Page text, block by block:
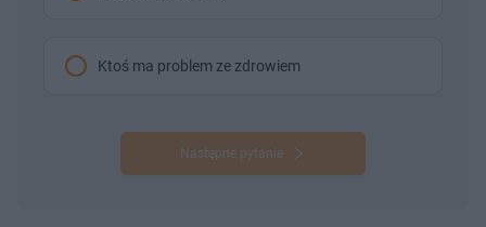
Ktoś ma problem ze zdrowiem
Następne pytanie